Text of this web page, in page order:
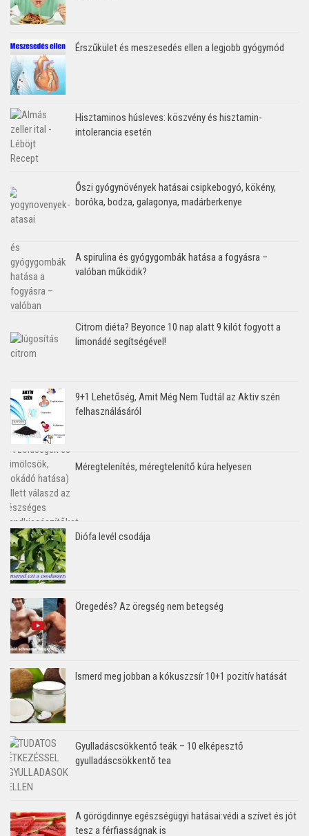
Érszűkület és meszesedés ellen a legjobb gyógymód
Hisztaminos húsleves: köszvény és hisztamin-
intolerancia esetén
Őszi gyógynövények hatásai csipkebogyó, kökény,
boróka, bodza, galagonya, madárberkenye
A spirulina és gyógygombák hatása a fogyásra –
valóban működik?
Citrom diéta? Beyonce 10 nap alatt 9 kilót fogyott a
limonádé segítségével!
9+1 Lehetőség, Amit Még Nem Tudtál az Aktiv szén
felhasználásáról
Méregtelenítés, méregtelenítő kúra helyesen
Diófa levél csodája
Öregedés? Az öregség nem betegség
Ismerd meg jobban a kókuszzsír 10+1 pozitív hatását
Gyulladáscsökkentő teák – 10 elképesztő
gyulladáscsökkentő tea
A görögdinnye egészségügyi hatásai:védi a szívet és jót
tesz a férfiasságnak is